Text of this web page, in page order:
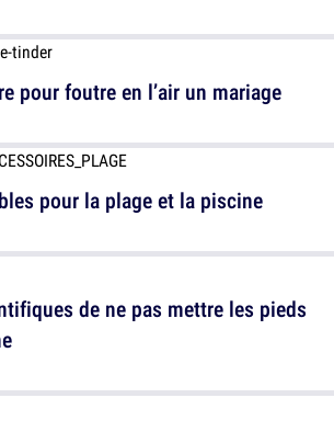
pour la plage et la piscine
pour foutre en l’air un mariage
de ne pas mettre les pieds